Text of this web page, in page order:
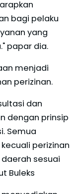
bagi pelaku
yang
papar dia.
menjadi
perizinan.
dan
dengan prinsip
Semua
perizinan
sesuai
Buleks